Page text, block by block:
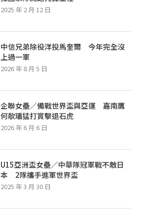
2025 年 2 月 12 日
中信兄弟除役洋投馬奎爾 今年完全沒
上過一軍
2026 年 8 月 5 日
企聯女壘／備戰世界盃與亞運 嘉南鷹
何欹璠猛打賞擊退石虎
2026 年 6 月 6 日
U15亞洲盃女壘／中華隊冠軍戰不敵日
本 2隊攜手進軍世界盃
2025 年 3 月 30 日